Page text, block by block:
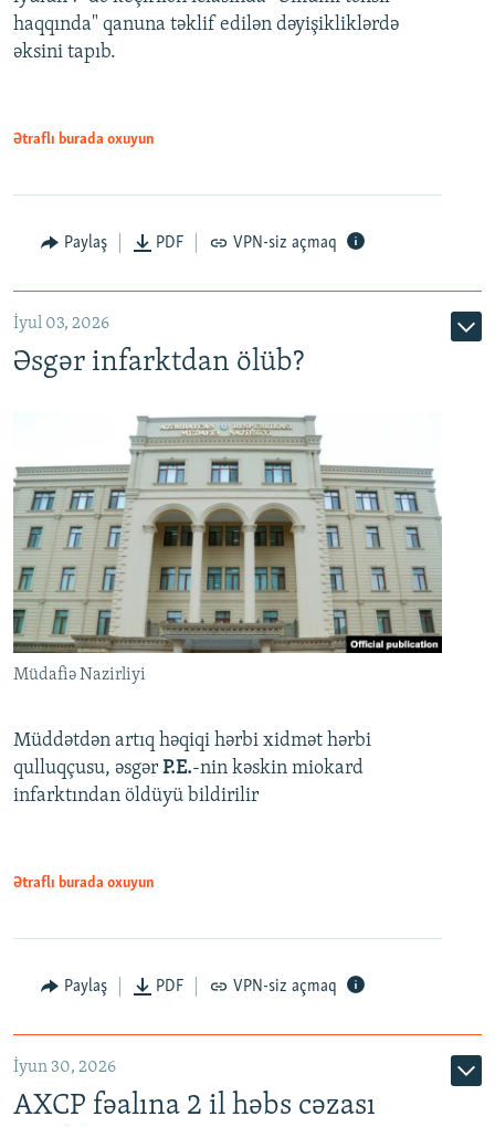
Auto 240p 360p 480p
720p 1080p
720p
haqqında" qanuna təklif edilən dəyişikliklərdə
əksini tapıb.
Ətraflı burada oxuyun
Paylaş PDF VPN-siz açmaq
İyul 03, 2026
Əsgər infarktdan ölüb?
Müdafiə Nazirliyi
Müddətdən artıq həqiqi hərbi xidmət hərbi
qulluqçusu, əsgər P.E.-nin kəskin miokard
infarktından öldüyü bildirilir
Ətraflı burada oxuyun
Paylaş PDF VPN-siz açmaq
İyun 30, 2026
AXCP fəalına 2 il həbs cəzası